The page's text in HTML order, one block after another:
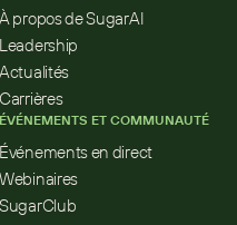
À propos de SugarAI
Leadership
Actualités
Carrières
ÉVÉNEMENTS ET COMMUNAUTÉ
Événements en direct
Webinaires
SugarClub